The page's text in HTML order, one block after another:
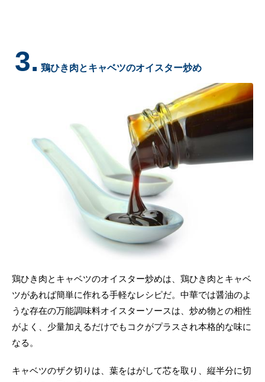
3. 鶏ひき肉とキャベツのオイスター炒め
鶏ひき肉とキャベツのオイスター炒めは、鶏ひき肉とキャベ
ツがあれば簡単に作れる手軽なレシピだ。中華では醤油のよ
うな存在の万能調味料オイスターソースは、炒め物との相性
がよく、少量加えるだけでもコクがプラスされ本格的な味に
なる。
キャベツのザク切りは、葉をはがして芯を取り、縦半分に切